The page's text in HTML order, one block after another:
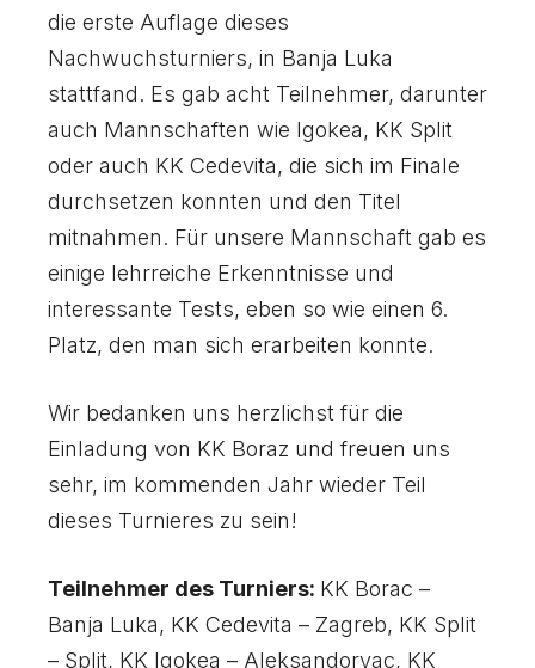
die erste Auflage dieses
Nachwuchsturniers, in Banja Luka
stattfand. Es gab acht Teilnehmer, darunter
auch Mannschaften wie Igokea, KK Split
oder auch KK Cedevita, die sich im Finale
durchsetzen konnten und den Titel
mitnahmen. Für unsere Mannschaft gab es
einige lehrreiche Erkenntnisse und
interessante Tests, eben so wie einen 6.
Platz, den man sich erarbeiten konnte.
Wir bedanken uns herzlichst für die
Einladung von KK Boraz und freuen uns
sehr, im kommenden Jahr wieder Teil
dieses Turnieres zu sein!
Teilnehmer des Turniers: KK Borac –
Banja Luka, KK Cedevita – Zagreb, KK Split
– Split, KK Igokea – Aleksandorvac, KK